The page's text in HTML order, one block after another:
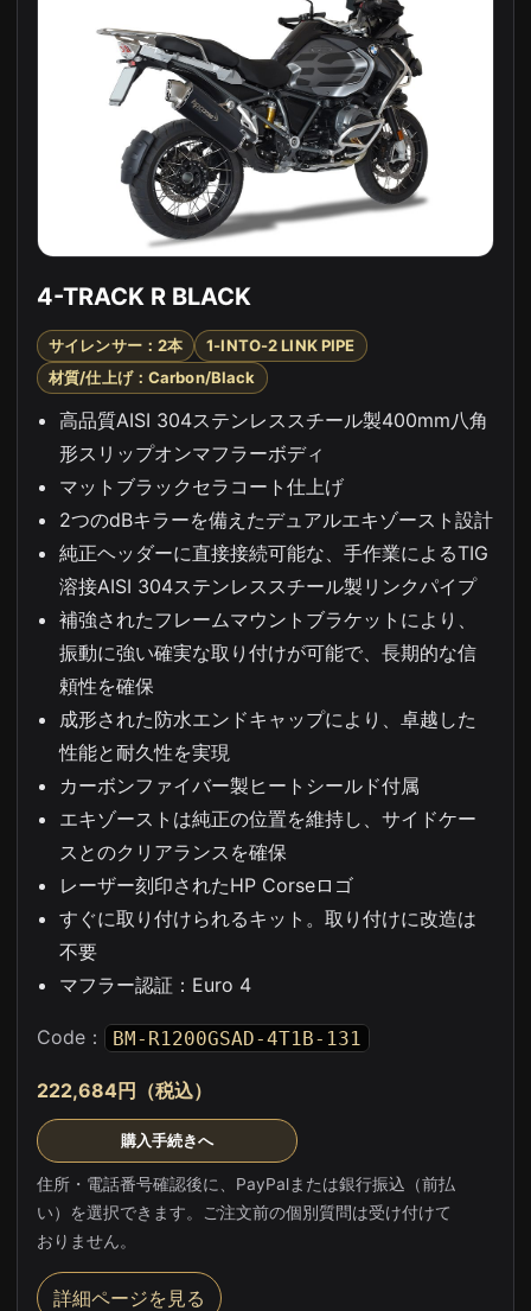
4-TRACK R BLACK
サイレンサー：2本
1-INTO-2 LINK PIPE
材質/仕上げ：Carbon/Black
高品質AISI 304ステンレススチール製400mm八角
形スリップオンマフラーボディ
マットブラックセラコート仕上げ
2つのdBキラーを備えたデュアルエキゾースト設計
純正ヘッダーに直接接続可能な、手作業によるTIG
溶接AISI 304ステンレススチール製リンクパイプ
補強されたフレームマウントブラケットにより、
振動に強い確実な取り付けが可能で、長期的な信
頼性を確保
成形された防水エンドキャップにより、卓越した
性能と耐久性を実現
カーボンファイバー製ヒートシールド付属
エキゾーストは純正の位置を維持し、サイドケー
スとのクリアランスを確保
レーザー刻印されたHP Corseロゴ
すぐに取り付けられるキット。取り付けに改造は
不要
マフラー認証：Euro 4
Code： BM-R1200GSAD-4T1B-131
222,684円（税込）
購入手続きへ
住所・電話番号確認後に、PayPalまたは銀行振込（前払
い）を選択できます。ご注文前の個別質問は受け付けて
おりません。
詳細ページを見る